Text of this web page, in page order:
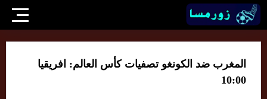
المغرب ضد الكونغو تصفيات كأس العالم: افريقيا
10:00